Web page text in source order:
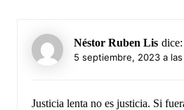
Néstor Ruben Lis dice:
5 septiembre, 2023 a las
Justicia lenta no es justicia. Si